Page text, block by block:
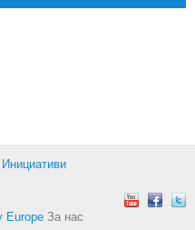
Инициативи
Europe За нас